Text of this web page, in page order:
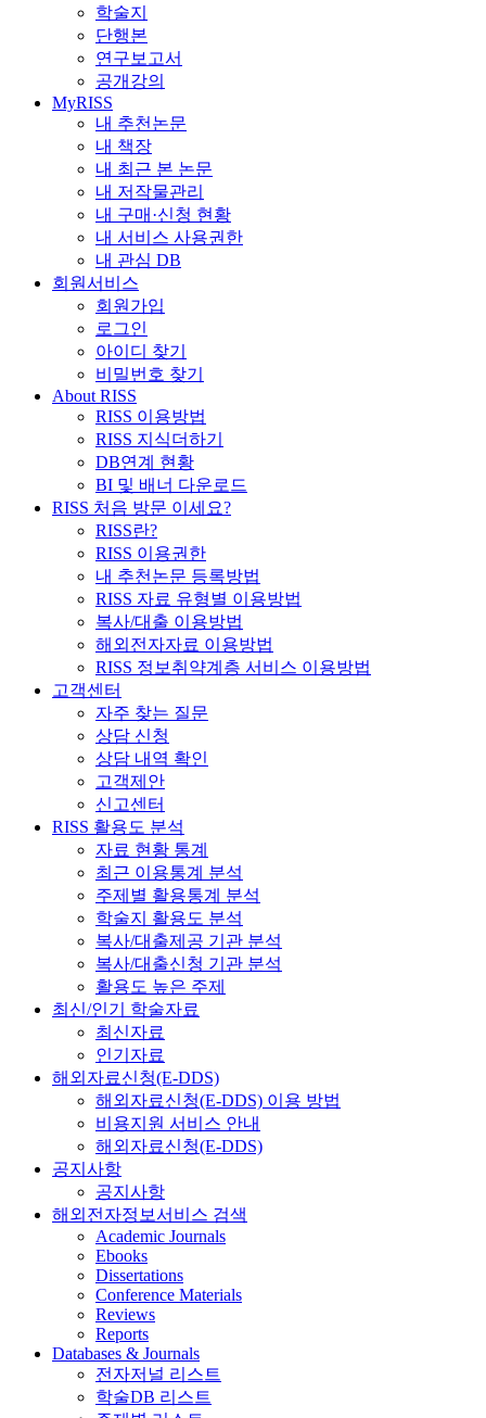
학술지
단행본
연구보고서
공개강의
MyRISS
내 추천논문
내 책장
내 최근 본 논문
내 저작물관리
내 구매·신청 현황
내 서비스 사용권한
내 관심 DB
회원서비스
회원가입
로그인
아이디 찾기
비밀번호 찾기
About RISS
RISS 이용방법
RISS 지식더하기
DB연계 현황
BI 및 배너 다운로드
RISS 처음 방문 이세요?
RISS란?
RISS 이용권한
내 추천논문 등록방법
RISS 자료 유형별 이용방법
복사/대출 이용방법
해외전자자료 이용방법
RISS 정보취약계층 서비스 이용방법
고객센터
자주 찾는 질문
상담 신청
상담 내역 확인
고객제안
신고센터
RISS 활용도 분석
자료 현황 통계
최근 이용통계 분석
주제별 활용통계 분석
학술지 활용도 분석
복사/대출제공 기관 분석
복사/대출신청 기관 분석
활용도 높은 주제
최신/인기 학술자료
최신자료
인기자료
해외자료신청(E-DDS)
해외자료신청(E-DDS) 이용 방법
비용지원 서비스 안내
해외자료신청(E-DDS)
공지사항
공지사항
해외전자정보서비스 검색
Academic Journals
Ebooks
Dissertations
Conference Materials
Reviews
Reports
Databases & Journals
전자저널 리스트
학술DB 리스트